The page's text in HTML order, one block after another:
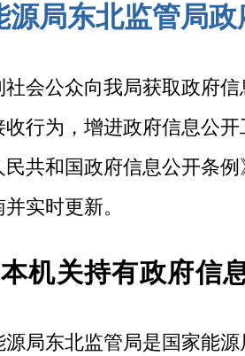
源局东北监管局
社会公众向我局获取政府
收行为，增进政府信息公
民共和国政府信息公开条
实时更新。
机关持有政府信
源局东北监管局是国家能